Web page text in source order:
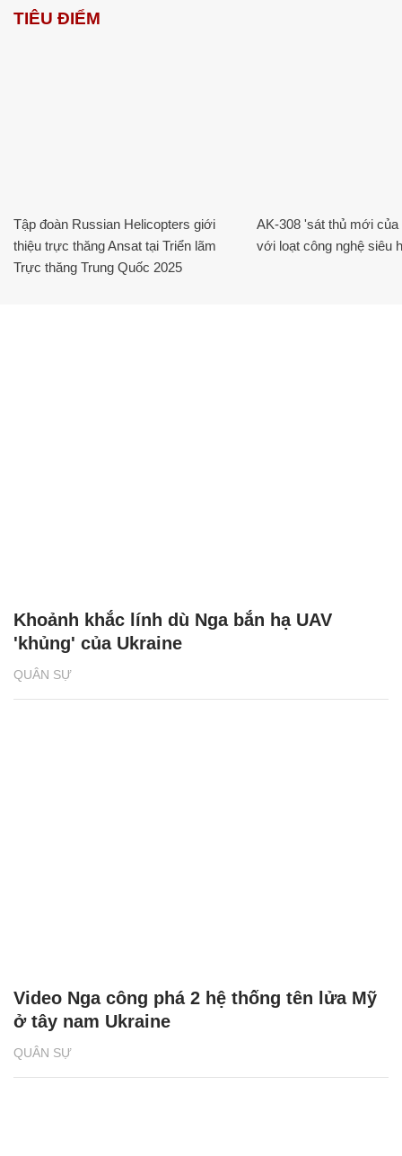
TIÊU ĐIỂM
Tập đoàn Russian Helicopters giới
thiệu trực thăng Ansat tại Triển lãm
Trực thăng Trung Quốc 2025
AK-308 'sát thủ mới của
với loạt công nghệ siêu
QUÂN SỰ
Khoảnh khắc lính dù Nga bắn hạ UAV
'khủng' của Ukraine
QUÂN SỰ
Video Nga công phá 2 hệ thống tên lửa Mỹ
ở tây nam Ukraine